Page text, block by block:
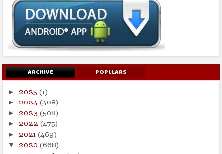
ARCHIVE POPULARS
► 2025 (1)
► 2024(408)
► 2023 (508)
► 2022 (475)
► 2021(469)
▼ 2020 (668)